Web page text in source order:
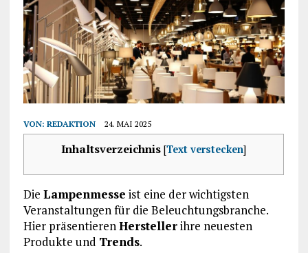
VON: REDAKTION 24. MAI 2025
Inhaltsverzeichnis [Text verstecken]
Die Lampenmesse ist eine der wichtigsten
Veranstaltungen für die Beleuchtungsbranche.
Hier präsentierenHerstellerihre neuesten
Produkte und Trends.